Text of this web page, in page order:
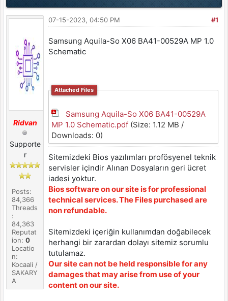
Ridvan
Supporte
r
Posts:
84,366
Threads
:
84,363
Reputat
ion:0
Locatio
n:
Kocaali /
SAKARY
A
#1
07-15-2023, 04:50 PM
Samsung Aquila-So X06 BA41-00529A MP 1.0
Schematic
Attached Files
Samsung Aquila-So X06 BA41-00529A
MP 1.0 Schematic.pdf(Size: 1.12 MB /
Downloads: 0)
Sitemizdeki Bios yazılımları profösyenel teknik
servisler içindir Alınan Dosyaların geri ücret
iadesi yoktur.
Bios software on our site is for professional
technical services. The Files purchased are
non refundable.
Sitemizdeki içeriğin kullanımdan doğabilecek
herhangi bir zarardan dolayı sitemiz sorumlu
tutulamaz.
Our site can not be held responsible for any
damages that may arise from use of your
content on our site.